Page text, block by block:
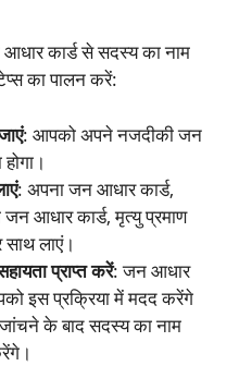
कार्ड से सदस्य का नाम
का पालन करें:
: आपको अपने नजदीकी जन
: अपना जन आधार कार्ड,
आधार कार्ड, मृत्यु प्रमाण
साथ लाएं।
प्राप्त करें: जन आधार
इस प्रक्रिया में मदद करेंगे
के बाद सदस्य का नाम